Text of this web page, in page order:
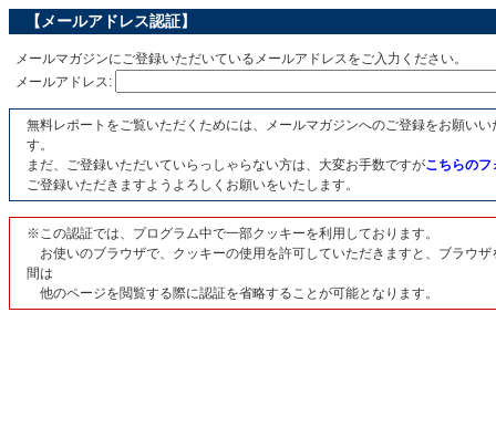
【メールアドレス認証】
メールマガジンにご登録いただいているメールアドレスをご入力ください。
メールアドレス:
無料レポートをご覧いただくためには、メールマガジンへのご登録をお願いい
す。
まだ、ご登録いただいていらっしゃらない方は、大変お手数ですがこちらのフ
ご登録いただきますようよろしくお願いをいたします。
※この認証では、プログラム中で一部クッキーを利用しております。
お使いのブラウザで、クッキーの使用を許可していただきますと、ブラウザ
間は
他のページを閲覧する際に認証を省略することが可能となります。